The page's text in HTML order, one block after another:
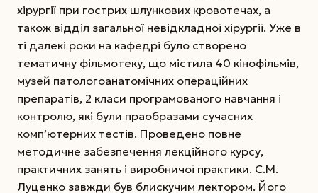
хірургії при гострих шлункових кровотечах, а
також відділ загальної невідкладної хірургії. Уже в
ті далекі роки на кафедрі було створено
тематичну фільмотеку, що містила 40 кінофільмів,
музей патологоанатомічних операційних
препаратів, 2 класи програмованого навчання і
контролю, які були праобразами сучасних
комп’ютерних тестів. Проведено повне
методичне забезпечення лекційного курсу,
практичних занять і виробничої практики. С.М.
Луценко завжди був блискучим лектором. Його